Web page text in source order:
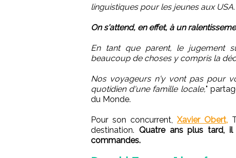
linguistiques pour les jeunes aux USA.
On s'attend, en effet, à un
En tant que parent, le jugement
beaucoup de choses y compris la
Nos voyageurs n'y vont pas pour
quotidien d'une famille locale,"
du Monde.
Pour son concurrent,Xavier Obert,
destination. Quatre ans plus tard,
commandes.